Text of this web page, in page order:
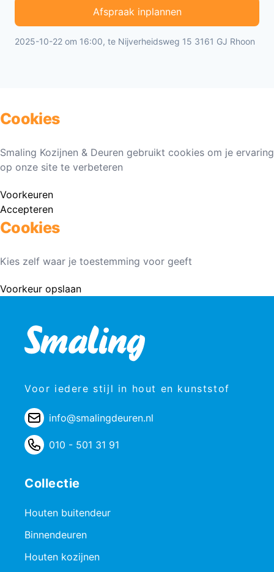
Afspraak inplannen
2025-10-22 om 16:00, te Nijverheidsweg 15 3161 GJ Rhoon
Cookies
Smaling Kozijnen & Deuren gebruikt cookies om je ervaring
op onze site te verbeteren
Voorkeuren
Accepteren
Cookies
Kies zelf waar je toestemming voor geeft
Voorkeur opslaan
Voor iedere stijl in hout en kunststof
info@smalingdeuren.nl
010 - 501 31 91
Collectie
Houten buitendeur
Binnendeuren
Houten kozijnen